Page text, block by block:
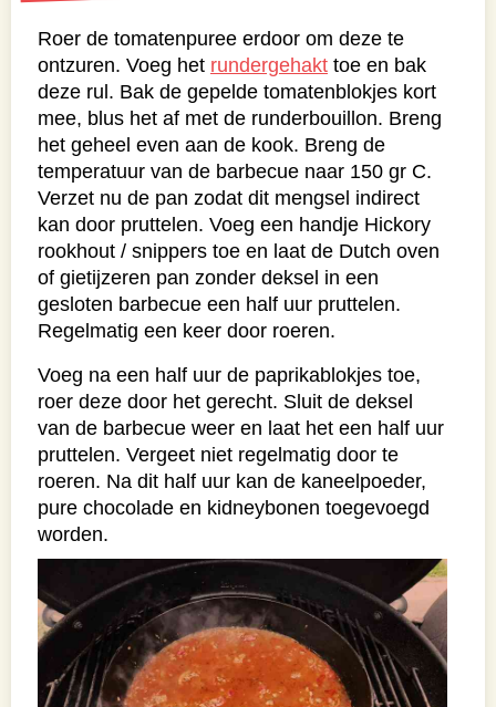
Roer de tomatenpuree erdoor om deze te
ontzuren. Voeg het rundergehakt toe en bak
deze rul. Bak de gepelde tomatenblokjes kort
mee, blus het af met de runderbouillon. Breng
het geheel even aan de kook. Breng de
temperatuur van de barbecue naar 150 gr C.
Verzet nu de pan zodat dit mengsel indirect
kan door pruttelen. Voeg een handje Hickory
rookhout / snippers toe en laat de Dutch oven
of gietijzeren pan zonder deksel in een
gesloten barbecue een half uur pruttelen.
Regelmatig een keer door roeren.
Voeg na een half uur de paprikablokjes toe,
roer deze door het gerecht. Sluit de deksel
van de barbecue weer en laat het een half uur
pruttelen. Vergeet niet regelmatig door te
roeren. Na dit half uur kan de kaneelpoeder,
pure chocolade en kidneybonen toegevoegd
worden.